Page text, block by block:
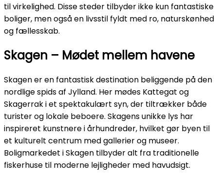
til virkelighed. Disse steder tilbyder ikke kun fantastiske
boliger, men også en livsstil fyldt med ro, naturskønhed
og fællesskab.
Skagen – Mødet mellem havene
Skagen er en fantastisk destination beliggende på den
nordlige spids af Jylland. Her mødes Kattegat og
Skagerrak i et spektakulært syn, der tiltrækker både
turister og lokale beboere. Skagens unikke lys har
inspireret kunstnere i århundreder, hvilket gør byen til
et kulturelt centrum med gallerier og museer.
Boligmarkedet i Skagen tilbyder alt fra traditionelle
fiskerhuse til moderne lejligheder med havudsigt.